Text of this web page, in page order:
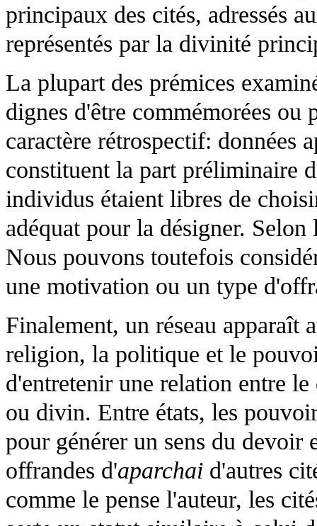
principaux des cités, adressés
représentés par la divinité
La plupart des prémices
dignes d'être commémorées ou
caractère rétrospectif: données
constituent la part préliminaire
individus étaient libres de
adéquat pour la désigner.
Nous pouvons toutefois
une motivation ou un type
Finalement, un réseau apparaît
religion, la politique et le
d'entretenir une relation entre
ou divin. Entre états, les
pour générer un sens du devoir
offrandes d'aparchai d'autres
comme le pense l'auteur, les